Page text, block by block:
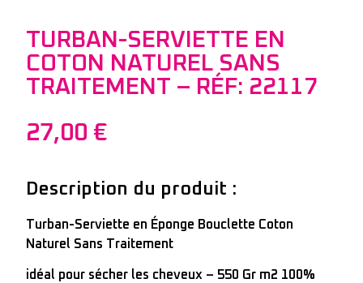
TURBAN-SERVIETTE EN
COTON NATUREL SANS
TRAITEMENT – RÉF: 22117
27,00 €
Description du produit :
Turban-Serviette en Éponge Bouclette Coton
Naturel Sans Traitement
idéal pour sécher les cheveux – 550 Gr m2 100%